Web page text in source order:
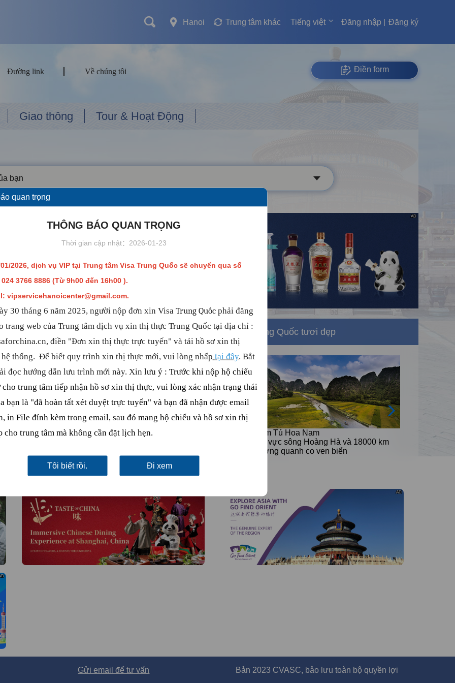
Hanoi Trung tâm khác Tiếng việt Đăng nhập Đăng ký
Đường link Về chúng tôi Điền form
Giao thông Tour & Hoạt Động
bạn
AD
hơn
06-26
12-08
2024-01-23
Thông tin thị thực
Loại thị thực và danh sách hồ sơ
Phí thị thực
Mẫu tờ khai
Tải về
Trung Quốc tươi đẹp
Nam
Cẩm Tú Hoa Nam
Cẩm Tú Hoa Nam
lưu vực sông Hoàng Hà và 18000 km
đường quanh co ven biển
AD
Gửi email để tư vấn Bản 2023 CVASC, bảo lưu toàn bộ quyền lợi
quan trọng
THÔNG BÁO QUAN TRỌNG
Thời gian cập nhật：2026-01-23
2026, dịch vụ VIP tại Trung tâm Visa Trung Quốc sẽ chuyển qua số
3766 8886 (Từ 9h00 đến 16h00 ).
vipservicehanoicenter@gmail.com.
30 tháng 6 năm 2025, người nộp đơn xin Visa Trung Quốcphải đăng
trang web của Trung tâm dịch vụ xin thị thực Trung Quốc tại địa chỉ :
điền "Đơn xin thị thực trực tuyến" và tải hồ sơxin thị
ệ thống. Để biết quy trình xin thị thực mới, vui lòng nhấp tại đây. Bắt
ải đọc hướng dẫn lưu trình mới này. Xin lưu ý : Trước khi nộp hộ chiếu
cho trung tâm tiếp nhận hồ sơ xin thị thực, vui lòng xác nhận trạng thái
bạn là "đã hoàn tất xét duyệt trực tuyến" và bạn đã nhận được email
in File đính kèm trong email, sau đó mang hộ chiếu và hồ sơ xin thị
cho trung tâm mà không cần đặt lịch hẹn.
Tôi biết rồi. Đi xem